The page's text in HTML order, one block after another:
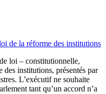
de la réforme des institutions
loi – constitutionnelle,
institutions, présentés par
L’exécutif ne souhaite
tant qu’un accord n’a